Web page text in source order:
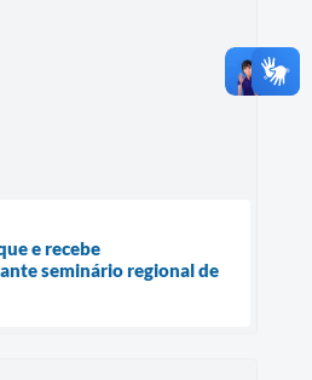
e recebe
seminário regional de